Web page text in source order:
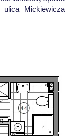
Mickiewicza